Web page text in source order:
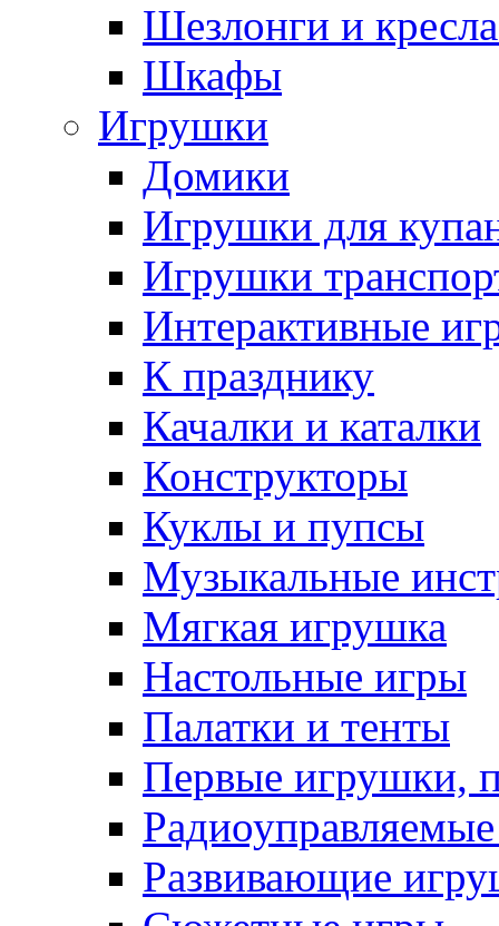
Шезлонги и
Шкафы
Игрушки
Домики
Игрушки для
Игрушки
Интерактивные
К празднику
Качалки и каталки
Конструкторы
Куклы и пупсы
Музыкальные
Мягкая игрушка
Настольные игры
Палатки и тенты
Первые игрушки,
Развивающие